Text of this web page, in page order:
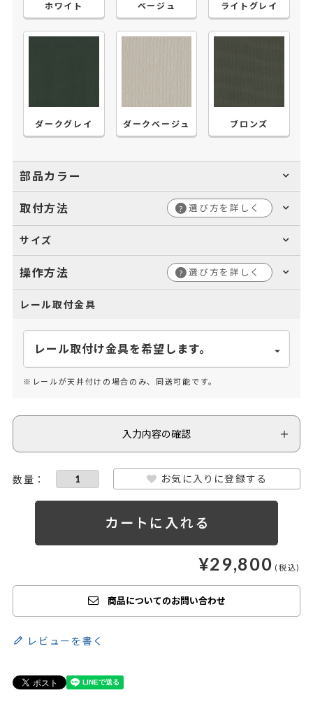
ホワイト ベージュ ライトグレイ
ダークグレイ ダークベージュ ブロンズ
部品カラー
取付方法 ? 選び方を詳しく
サイズ
操作方法 ? 選び方を詳しく
レール取付金具
※レールが天井付けの場合のみ、同送可能です。
入力内容の確認
お気に入りに登録する
¥29,800
商品についてのお問い合わせ
レビューを書く